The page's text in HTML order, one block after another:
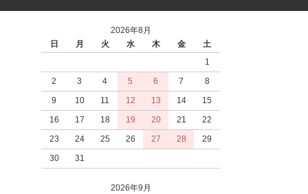
2026年8月
日
月 火 水 木 金
土
1
2
3 4 5 6 7
8
9
10 11 12 13 14
15
16
17 18 19 20 21
22
23
24 25 26 27 28
29
30
31
2026年9月